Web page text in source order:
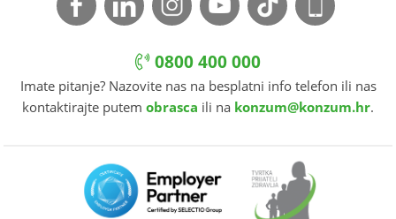
0800 400 000
Imate pitanje? Nazovite nas na besplatni info telefon ili nas
kontaktirajte putem obrasca ili na konzum@konzum.hr.